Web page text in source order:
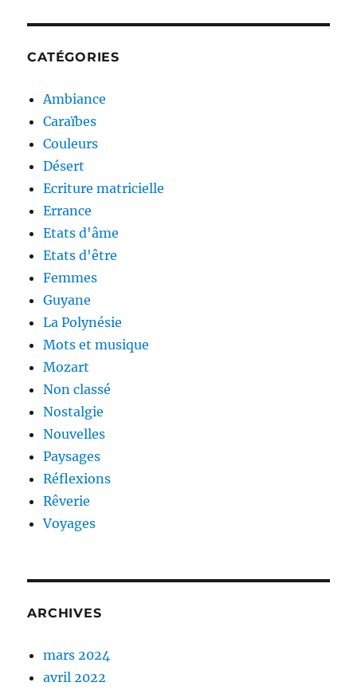
CATÉGORIES
Ambiance
Caraïbes
Couleurs
Désert
Ecriture matricielle
Errance
Etats d'âme
Etats d'être
Femmes
Guyane
La Polynésie
Mots et musique
Mozart
Non classé
Nostalgie
Nouvelles
Paysages
Réflexions
Rêverie
Voyages
ARCHIVES
mars 2024
avril 2022